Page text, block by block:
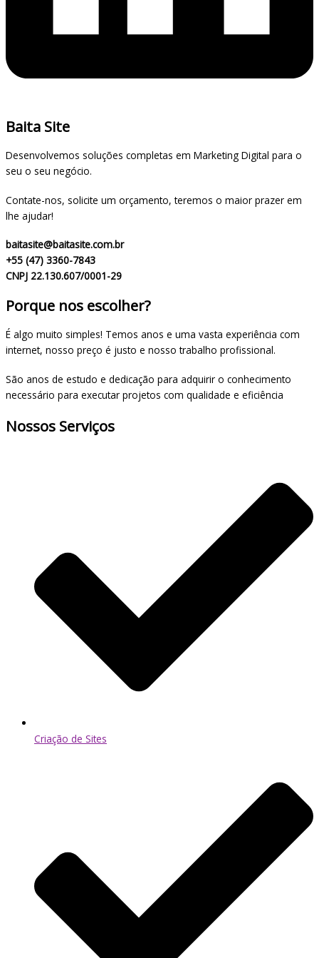
Baita Site
Desenvolvemos soluções completas em Marketing Digital para o
seu o seu negócio.
Contate-nos, solicite um orçamento, teremos o maior prazer em
lhe ajudar!
baitasite@baitasite.com.br
+55 (47) 3360-7843
CNPJ 22.130.607/0001-29
Porque nos escolher?
É algo muito simples! Temos anos e uma vasta experiência com
internet, nosso preço é justo e nosso trabalho profissional.
São anos de estudo e dedicação para adquirir o conhecimento
necessário para executar projetos com qualidade e eficiência
Nossos Serviços
Criação de Sites